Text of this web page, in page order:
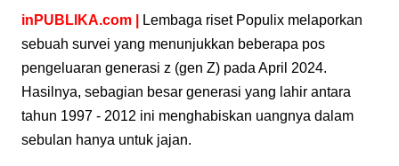
inPUBLIKA.com |
Lembaga riset Populix melaporkan
sebuah survei yang menunjukkan beberapa pos
pengeluaran generasi z (gen Z) pada April 2024.
Hasilnya, sebagian besar generasi yang lahir antara
tahun 1997 - 2012 ini menghabiskan uangnya dalam
sebulan hanya untuk jajan.